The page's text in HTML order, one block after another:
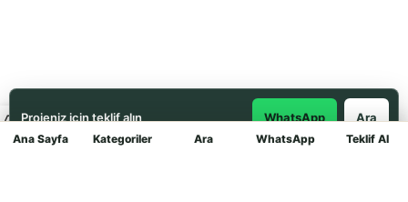
Ana Sayfa Kategoriler Ara WhatsApp Teklif Al
Projeniz için teklif alın WhatsApp Ara